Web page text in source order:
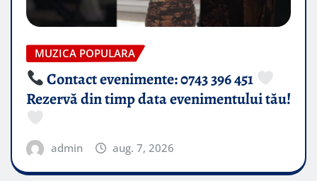
MUZICA POPULARA
Contact evenimente: 0743 396 451
Rezervă din timp data evenimentului tău!
admin aug. 7, 2026